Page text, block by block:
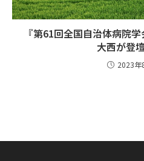
『第61回全国自治体病院
大西が登
2023年